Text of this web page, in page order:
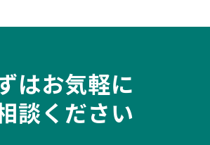
はお気軽に
談ください